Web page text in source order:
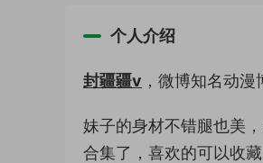
个人介绍
封疆疆v ，微博知名动
妹子的身材不错腿也美
合集了，喜欢的可以收藏